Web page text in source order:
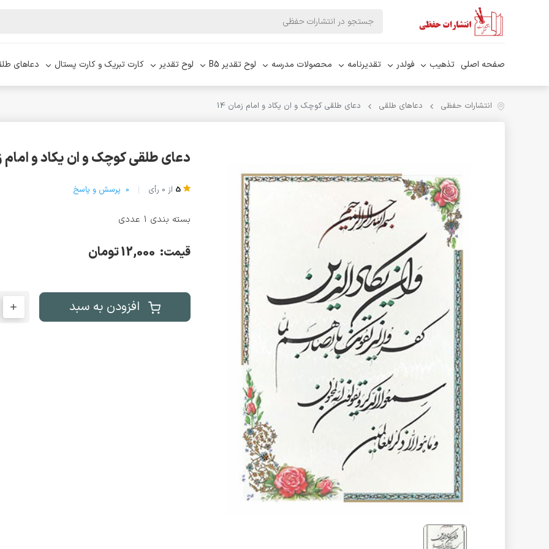
صفحه اصلی تذهیب فولدر تقدیرنامه محصولات مدرسه لوح تقدیر B5 لوح تقدیر کارت تبریک و کارت پستال دعاهای
انتشارات حفظی دعاهای طلقی دعای طلقی کوچک و ان یکاد و امام زمان 14
دعای طلقی کوچک و ان یکاد و امام
5 از 0 رأی 0 پرسش و پاسخ
بسته بندی 1 عددی
قیمت: 12,000 تومان
افزودن به سبد